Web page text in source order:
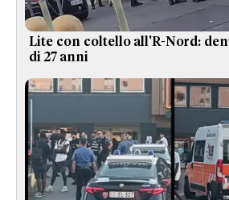
Lite con coltello all'R-Nord:
di 27 anni